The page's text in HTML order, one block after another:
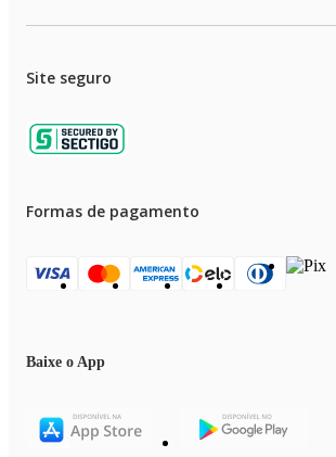
Site seguro
Formas de pagamento
Baixe o App